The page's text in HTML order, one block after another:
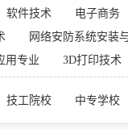
软件技术 电子商务
网络安防系统安装
用专业
3D打印技术
技工院校 中专学校